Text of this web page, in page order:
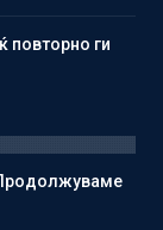
повторно ги